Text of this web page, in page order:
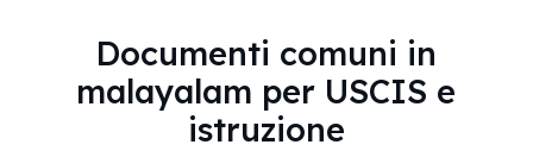
Documenti comuni in
malayalam per USCIS e
istruzione